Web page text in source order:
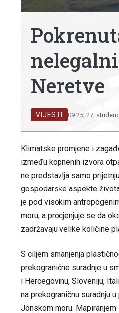
Neretve
VIJESTI 09:25, 27.
Klimatske promjene i
između kopnenih izvora
ne predstavlja samo
gospodarske aspekte
je pod visokim
moru, a procjenjuje se da
zadržavaju velike količine
S ciljem smanjenja
prekogranične suradnje u
i Hercegovinu, Sloveniju,
na prekograničnu suradnju
Jonskom moru.